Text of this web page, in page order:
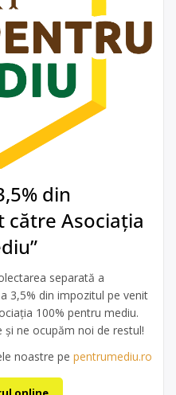
din
către Asociația
separată a
3,5% din impozitul pe venit
100% pentru mediu.
ne ocupăm noi de restul!
noastre pe pentrumediu.ro